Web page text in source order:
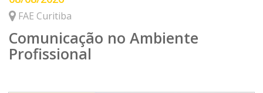
FAE Curitiba
Comunicação no Ambiente
Profissional